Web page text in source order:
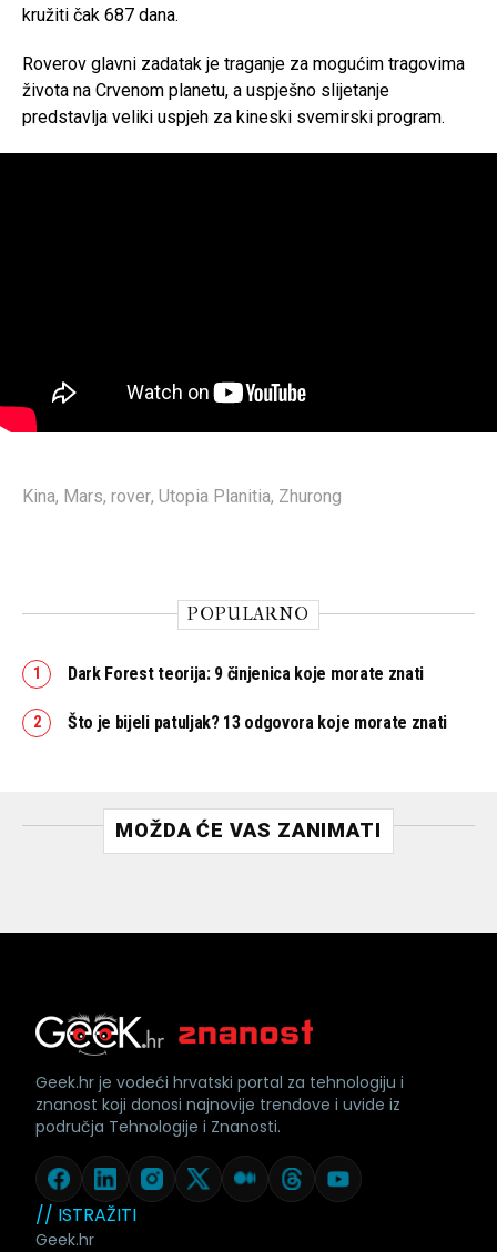
kružiti čak 687 dana.
Roverov glavni zadatak je traganje za mogućim tragovima
života na Crvenom planetu, a uspješno slijetanje
predstavlja veliki uspjeh za kineski svemirski program.
Kina, Mars, rover, Utopia Planitia, Zhurong
POPULARNO
Dark Forest teorija: 9 činjenica koje morate znati
Što je bijeli patuljak? 13 odgovora koje morate znati
MOŽDA ĆE VAS ZANIMATI
// ISTRAŽITI
Geek.hr
Geek.hr je vodeći hrvatski portal za tehnologiju i
znanost koji donosi najnovije trendove i uvide iz
područja Tehnologije i Znanosti.